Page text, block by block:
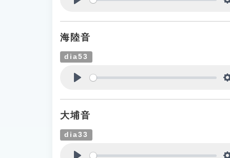
海陸音
dia53
大埔音
dia33